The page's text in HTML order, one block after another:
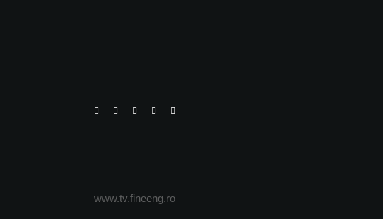
www.tv.fineeng.ro